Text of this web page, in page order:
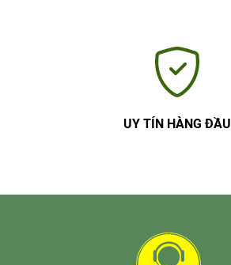
UY TÍN HÀNG ĐẦU